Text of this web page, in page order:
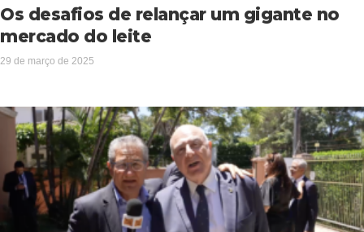
Os desafios de relançar um gigante no
mercado do leite
29 de março de 2025